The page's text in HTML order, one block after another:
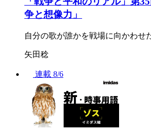
争と想像力」
自分の歌が誰かを戦場に向かわせ
矢田稔
連載 8/6